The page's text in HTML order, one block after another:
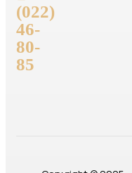
(022)
46-
80-
85